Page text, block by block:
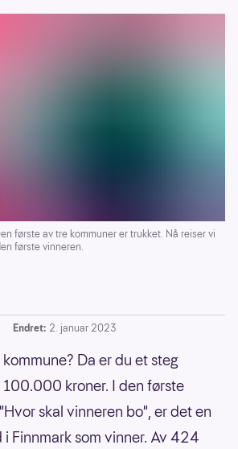
første av tre kommuner er trukket. Nå reiser vi
første vinneren.
Endret: 2. januar 2023
Da er du et steg
kroner. I den første
skal vinneren bo", er det en
i Finnmark som vinner. Av 424